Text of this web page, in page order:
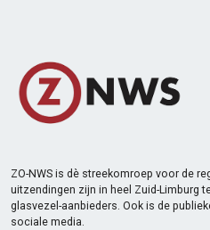
ZO-NWS is dè streekomroep voor de
uitzendingen zijn in heel Zuid-Limburg
glasvezel-aanbieders. Ook is de
sociale media.